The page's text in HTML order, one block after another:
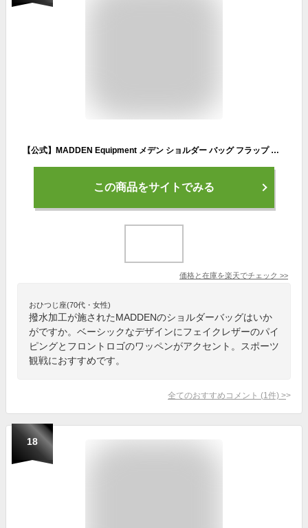
【公式】MADDEN Equipment メデン ショルダー バッグ フラップ メンズ はっ水 小さめ コンパクト ブランド 旅行 お出かけ プレゼント 実用的 ギフト おしゃれ 人気 40代 50代 斜めがけ かっこいい 横型 madden nmtc-05 クリスマスプレゼント 男性
この商品をサイトでみる
価格と在庫を楽天でチェック >>
おひつじ座(70代・女性)
撥水加工が施されたMADDENのショルダーバッグはいか
がですか。ベーシックなデザインにフェイクレザーのパイ
ピングとフロントロゴのワッペンがアクセント。スポーツ
観戦におすすめです。
全てのおすすめコメント (1 件) >
18